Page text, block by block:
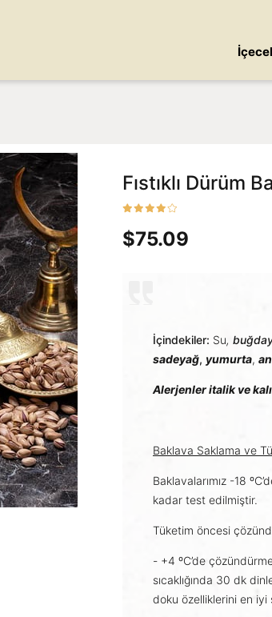
Fıstıklı Dürüm
$75.09
İçindekiler: Su,
sadeyağ, yumurta,
Alerjenler italik ve
Baklava Saklama ve
Baklavalarımız -18
kadar test edilmiştir.
Tüketim öncesi
- +4 ºC’de
sıcaklığında 30 dk
doku özelliklerini en iyi